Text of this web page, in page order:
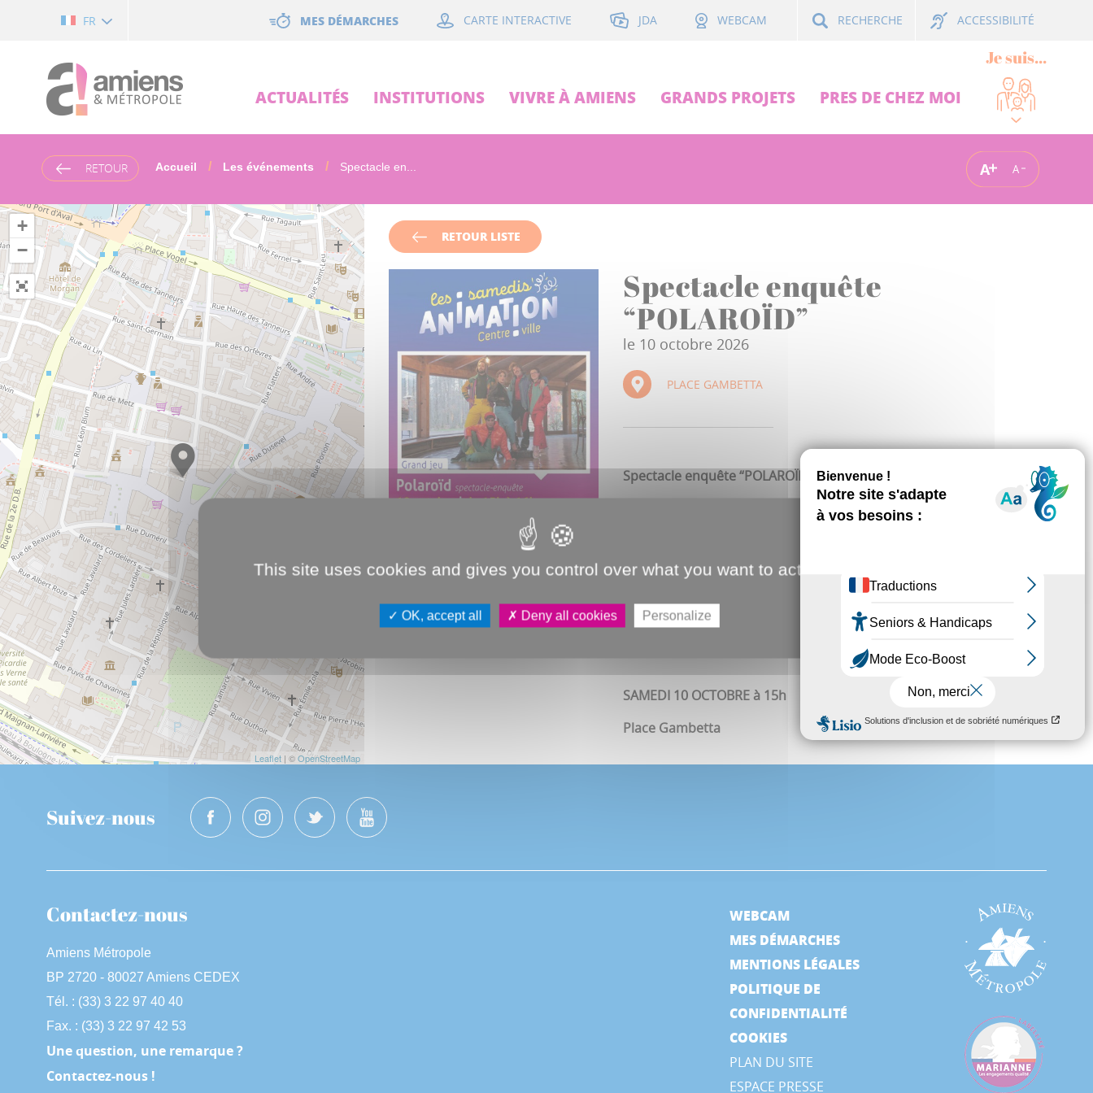
FR MES DÉMARCHES CARTE INTERACTIVE JDA WEBCAM RECHERCHE ACCESSIBILITÉ
ACTUALITÉS INSTITUTIONS VIVRE À AMIENS GRANDS PROJETS PRES DE CHEZ MOI
Je suis...
RETOUR Accueil Les événements Spectacle en... A A
+
−
Leaflet| ©OpenStreetMap
RETOUR LISTE
Spectacle enquête
“POLAROÏD”
le 10 octobre 2026
PLACE GAMBETTA
Spectacle enquête “POLAROÏD”
Vous êtes en 1986, dans une station de ski familiale des deux-alpes.
est une enquête interactive pluridisciplinaire, humoristique et
flamboyante, au cœur des années 80, entre le Cluedo et l'escape game,
mêlant théâtre, danse, chant, magie, patinage et langue des signes !
SAMEDI 10 OCTOBRE à 15h
Place Gambetta
Suivez-nous
Contactez-nous
Amiens Métropole
BP 2720 - 80027 Amiens CEDEX
Tél. : (33) 3 22 97 40 40
Fax. : (33) 3 22 97 42 53
Une question, une remarque ?
Contactez-nous !
WEBCAM
MES DÉMARCHES
MENTIONS LÉGALES
POLITIQUE DE
CONFIDENTIALITÉ
COOKIES
PLAN DU SITE
ESPACE PRESSE
This site uses cookies and gives you control over what you want to activate
OK, accept all Deny all cookies Personalize